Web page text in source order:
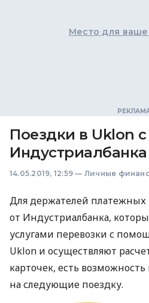
Место для
Поездки в Uklon
14.05.2019, 12:59 — Личные
Для держателей платежных
от Индустриалбанка,
услугами перевозки с
Uklon и осуществляют
карточек, есть
на следующие поездку.